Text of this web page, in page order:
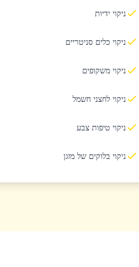
ניקוי ידיות
ניקוי כלים סניטריים
ניקוי משקופים
ניקוי לחצני חשמל
ניקוי טיפות צבע
ניקוי בלוקים של מזגן